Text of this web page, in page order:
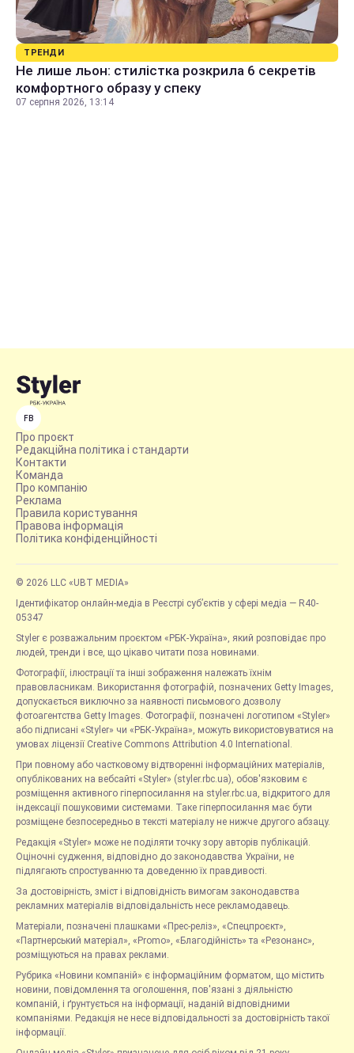
ТРЕНДИ
Не лише льон: стилістка розкрила 6 секретів
комфортного образу у спеку
07 серпня 2026, 13:14
FB
Про проєкт
Редакційна політика і стандарти
Контакти
Команда
Про компанію
Реклама
Правила користування
Правова інформація
Політика конфіденційності
© 2026 LLC «UBT MEDIA»
Ідентифікатор онлайн-медіа в Реєстрі суб’єктів у сфері медіа — R40-
05347
Styler є розважальним проєктом «РБК-Україна», який розповідає про
людей, тренди і все, що цікаво читати поза новинами.
Фотографії, ілюстрації та інші зображення належать їхнім
правовласникам. Використання фотографій, позначених Getty Images,
допускається виключно за наявності письмового дозволу
фотоагентства Getty Images. Фотографії, позначені логотипом «Styler»
або підписані «Styler» чи «РБК-Україна», можуть використовуватися на
умовах ліцензії Creative Commons Attribution 4.0 International.
При повному або частковому відтворенні інформаційних матеріалів,
опублікованих на вебсайті «Styler» (styler.rbc.ua), обов'язковим є
розміщення активного гіперпосилання на styler.rbc.ua, відкритого для
індексації пошуковими системами. Таке гіперпосилання має бути
розміщене безпосередньо в тексті матеріалу не нижче другого абзацу.
Редакція «Styler» може не поділяти точку зору авторів публікацій.
Оціночні судження, відповідно до законодавства України, не
підлягають спростуванню та доведенню їх правдивості.
За достовірність, зміст і відповідність вимогам законодавства
рекламних матеріалів відповідальність несе рекламодавець.
Матеріали, позначені плашками «Прес-реліз», «Спецпроєкт»,
«Партнерський матеріал», «Promo», «Благодійність» та «Резонанс»,
розміщуються на правах реклами.
Рубрика «Новини компаній» є інформаційним форматом, що містить
новини, повідомлення та оголошення, пов'язані з діяльністю
компаній, і ґрунтується на інформації, наданій відповідними
компаніями. Редакція не несе відповідальності за достовірність такої
інформації.